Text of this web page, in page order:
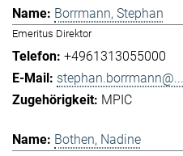
Borrmann, Stephan
Emeritus Direktor
+4961313055000
stephan.borrmann@...
MPIC
Bothen, Nadine